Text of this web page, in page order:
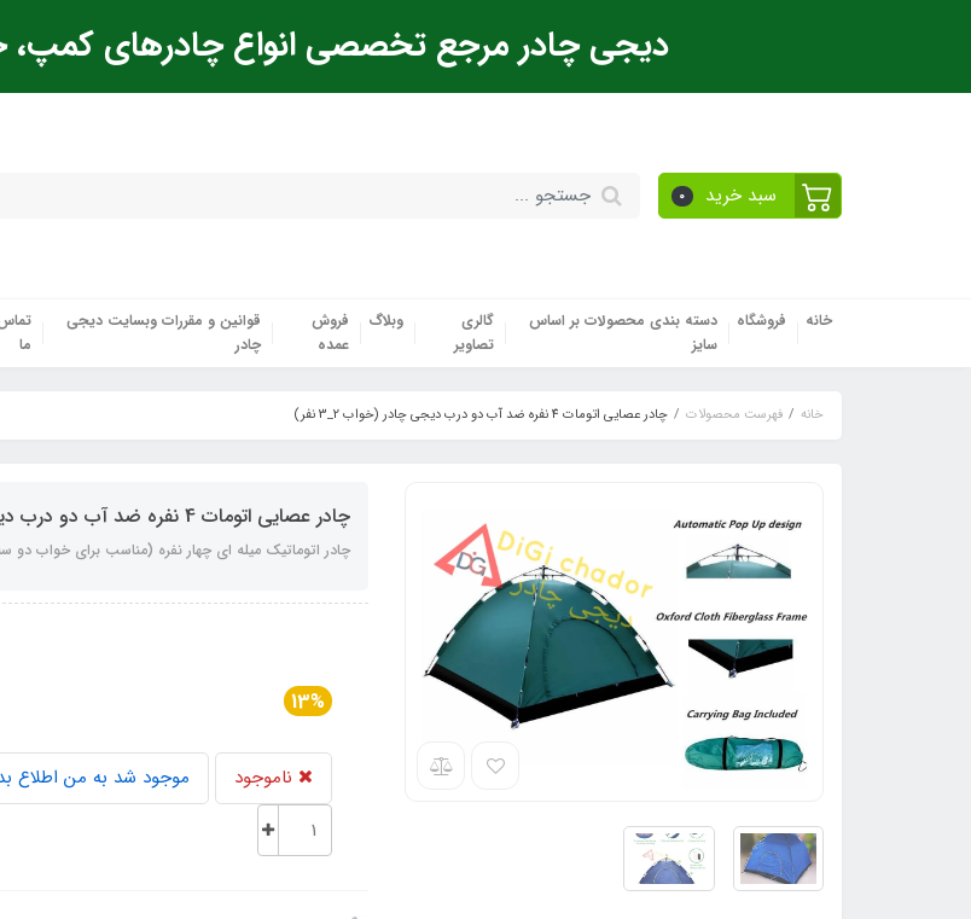
دیجی چادر مرجع تخصصی انواع چادرهای کمپ،
سبد خرید 0
خانه فروشگاه
دسته بندی محصولات بر اساس
سایز
گالری
تصاویر
وبلاگ
فروش
عمده
قوانین و مقررات وبسایت دیجی
چادر
ما
خانه فهرست محصولات چادر عصایی اتومات 4 نفره ضد آب دو درب دیجی چادر (خواب 2_3 نفر)
چادر عصایی اتومات 4 نفره ضد آب دو درب دیجی چادر (خواب 2_3 نفر)
چادر اتوماتیک میله ای چهار نفره (مناسب برای خواب دو
13%
ناموجود موجود شد به من اطلاع